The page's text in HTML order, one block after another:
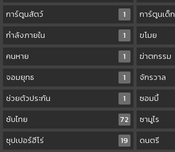
การ์ตูนสัตว์
1 การ์ตูนเด็ก
กำลังภายใน
1 ขโมย
คนหาย
1 ฆ่าตกรรม
จอมยุทธ
1 จักรวาล
ช่วยตัวประกัน
1 ซอมบี้
ซับไทย
72 ซามูไร
ซุปเปอร์ฮีโร่
19 ดนตรี